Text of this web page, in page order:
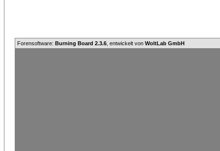
Forensoftware: Burning Board 2.3.6 , entwickelt von WoltLab GmbH